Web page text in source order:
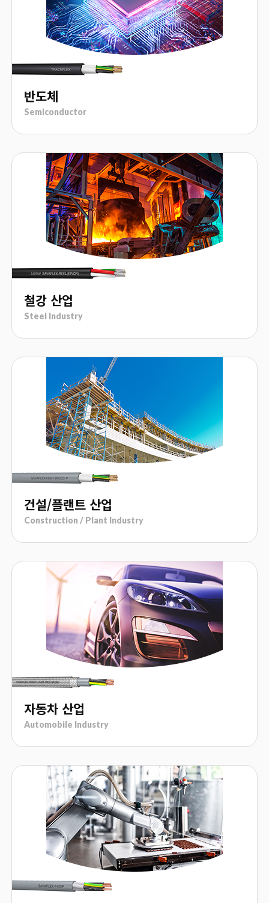
반도체
Semiconductor
철강 산업
Steel Industry
건설/플랜트 산업
Construction / Plant Industry
자동차 산업
Automobile Industry